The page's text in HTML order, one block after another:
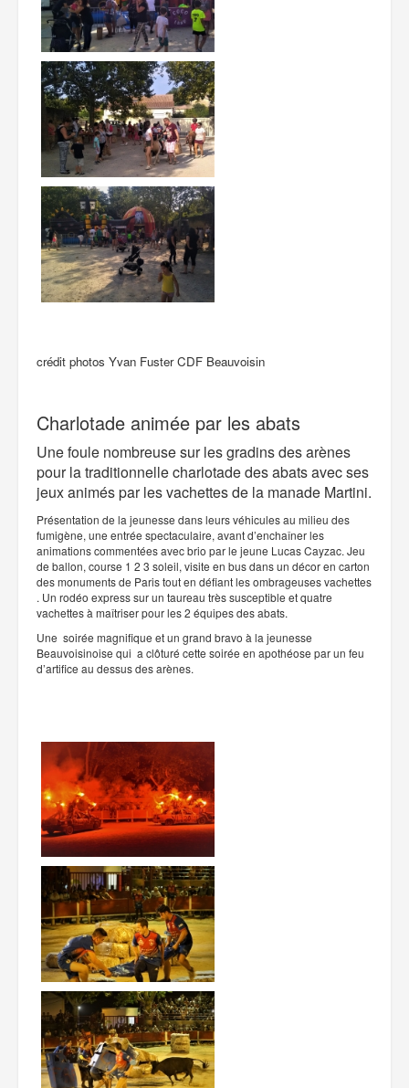
crédit photos Yvan Fuster CDF Beauvoisin
Charlotade animée par les abats
Une foule nombreuse sur les gradins des arènes
pour la traditionnelle charlotade des abats avec ses
jeux animés par les vachettes de la manade Martini.
Présentation de la jeunesse dans leurs véhicules au milieu des
fumigène, une entrée spectaculaire, avant d’enchaîner les
animations commentées avec brio par le jeune Lucas Cayzac. Jeu
de ballon, course 1 2 3 soleil, visite en bus dans un décor en carton
des monuments de Paris tout en défiant les ombrageuses vachettes
. Un rodéo express sur un taureau très susceptible et quatre
vachettes à maîtriser pour les 2 équipes des abats.
Une soirée magnifique et un grand bravo à la jeunesse
Beauvoisinoise qui a clôturé cette soirée en apothéose par un feu
d’artifice au dessus des arènes.